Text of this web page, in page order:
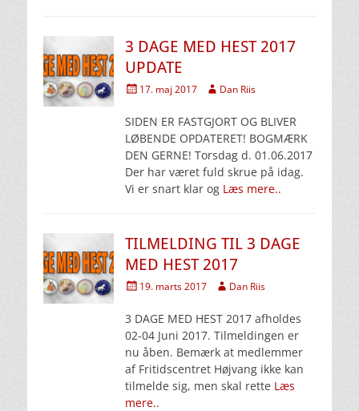
3 DAGE MED HEST 2017
UPDATE
Udgivet
17. maj 2017 Forfatter
Dan Riis
SIDEN ER FASTGJORT OG BLIVER
LØBENDE OPDATERET! BOGMÆRK
DEN GERNE! Torsdag d. 01.06.2017
Der har været fuld skrue på idag.
Vi er snart klar og Læs mere..
TILMELDING TIL 3 DAGE
MED HEST 2017
Udgivet
19. marts 2017 Forfatter
Dan Riis
3 DAGE MED HEST 2017 afholdes
02-04 Juni 2017. Tilmeldingen er
nu åben. Bemærk at medlemmer
af Fritidscentret Højvang ikke kan
tilmelde sig, men skal rette Læs
mere..